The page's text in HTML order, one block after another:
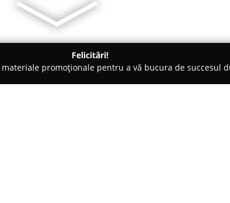
Felicitări!
promoționale pentru a vă bucura de succesul